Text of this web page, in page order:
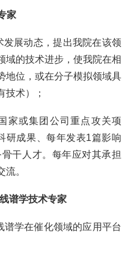
家
发展动态，提出我院在该领
域的技术进步，使我院在相
地位，或在分子模拟领域具
技术）；
家或集团公司重点攻关项
研成果、每年发表1篇影响
干人才。每年应对其承担
流。
谱学技术专家
学在催化领域的应用平台